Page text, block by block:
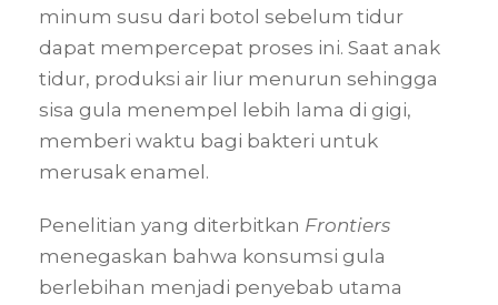
minum susu dari botol sebelum tidur
dapat mempercepat proses ini. Saat anak
tidur, produksi air liur menurun sehingga
sisa gula menempel lebih lama di gigi,
memberi waktu bagi bakteri untuk
merusak enamel.
Penelitian yang diterbitkan Frontiers
menegaskan bahwa konsumsi gula
berlebihan menjadi penyebab utama